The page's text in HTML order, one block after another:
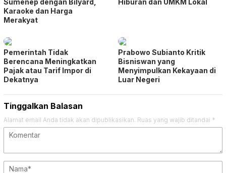
Sumenep dengan Bilyard,
Karaoke dan Harga
Merakyat
Hiburan dan UMKM Lokal
Pemerintah Tidak
Berencana Meningkatkan
Pajak atau Tarif Impor di
Dekatnya
Prabowo Subianto Kritik
Bisniswan yang
Menyimpulkan Kekayaan di
Luar Negeri
Tinggalkan Balasan
Alamat email Anda tidak akan dipublikasikan. Ruas yang wajib ditandai *